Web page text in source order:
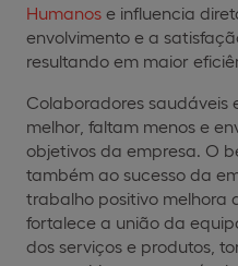
Humanos e influencia
envolvimento e a
resultando em maior
Colaboradores
melhor, faltam menos e
objetivos da empresa. O
também ao sucesso da
trabalho positivo melhora
fortalece a união da
dos serviços e produtos,